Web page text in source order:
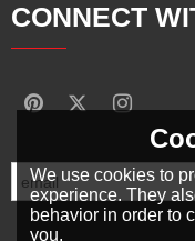
CONNECT
We use cookies to
experience. They
behavior in order to
you.